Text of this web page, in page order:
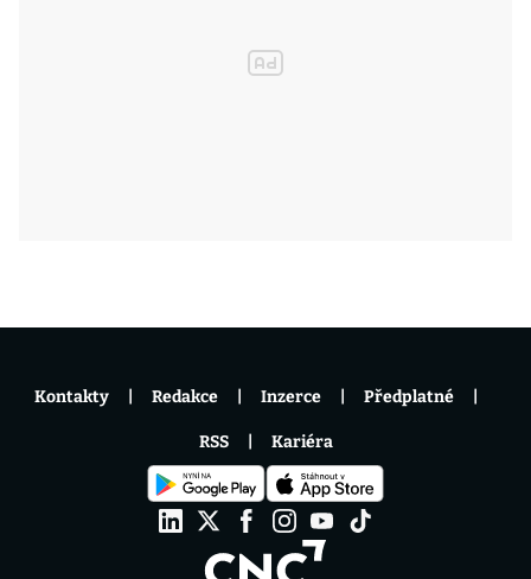
Kontakty Redakce Inzerce Předplatné
RSS Kariéra